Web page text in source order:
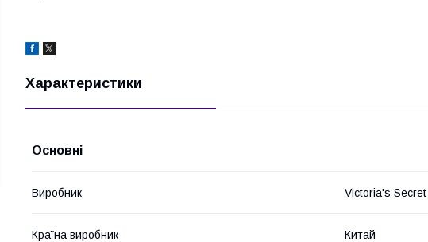
Характеристики
Основні
Виробник Victoria's Secret
Країна виробник Китай